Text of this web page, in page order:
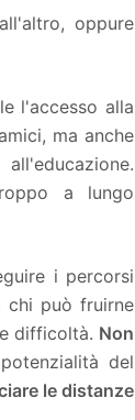
oppure
l'accesso alla
ma anche
a lungo
i percorsi
chi può fruirne
difficoltà. Non
del
le distanze